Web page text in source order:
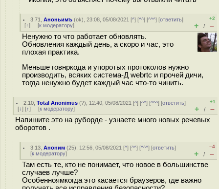
3.71 ,Аноньимъ (ok), 23:08, 05/08/2021 [^] [^^] [^^^] [ответить]
[↑] [к модератору]
+2
+ / –
Ненужно то что работает обновлять.
Обновления каждый день, а скоро и час, это
плохая практика.
Меньше говнркода и упоротых протоколов нужно
производить, всяких система-Д webrtc и прочей дичи,
тогда ненужно будет каждый час что-то чинить.
2.10 ,Total Anonimus (?), 12:40, 05/08/2021 [^] [^^] [^^^] [ответить]
[↓] [↑] [к модератору]
+1
+ / –
Напишите это на руборде - узнаете много новых речевых
оборотов .
3.13 ,Аноним (25), 12:56, 05/08/2021 [^] [^^] [^^^] [ответить]
[к модератору]
–4
+ / –
Там есть те, кто не понимает, что новое в большинстве
случаев лучше?
Особенноямкогда это касается браузеров, где важно